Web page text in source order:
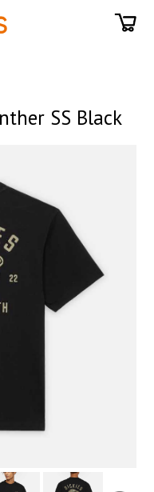
SS Black